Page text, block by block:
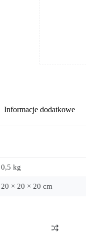
Informacje dodatkowe
0,5 kg
20 × 20 × 20 cm